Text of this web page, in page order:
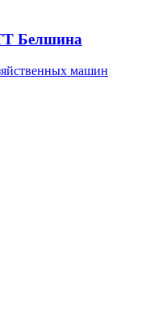
Белшина
машин